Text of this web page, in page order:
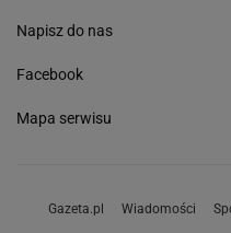
Napisz do nas
Facebook
Mapa serwisu
Gazeta.pl Wiadomości